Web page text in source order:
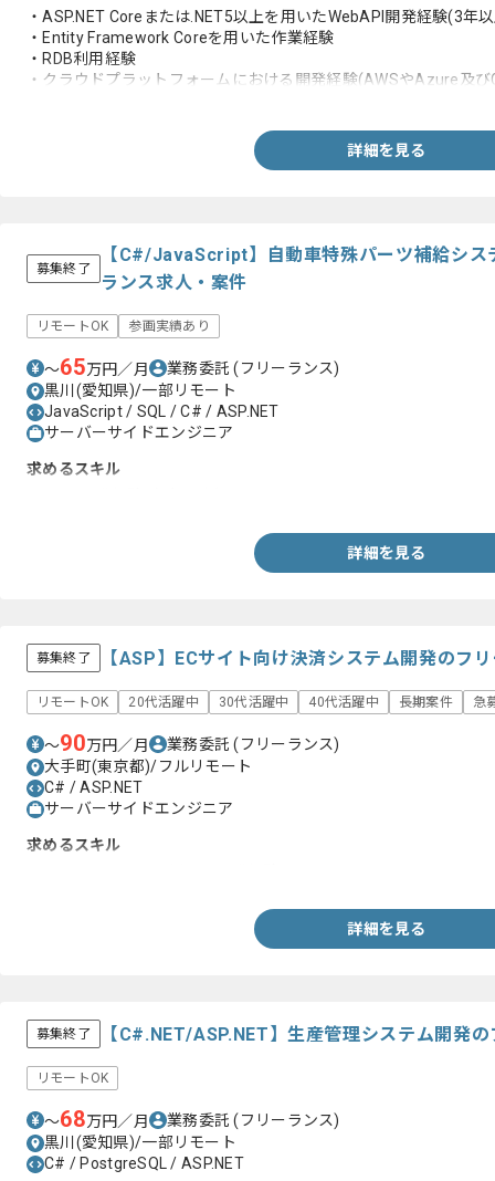
・ASP.NET Coreまたは.NET5以上を用いたWebAPI開発経験(3年
・Entity Framework Coreを用いた作業経験
・RDB利用経験
・クラウドプラットフォームにおける開発経験(AWSやAzure及び
詳細を見る
募集終了
【C#/JavaScript】自動車特殊パーツ補給シス
ランス求人・案件
リモートOK 参画実績あり
〜65万円／月 業務委託(フリーランス)
黒川(愛知県)/一部リモート
JavaScript / SQL / C# / ASP.NET
サーバーサイドエンジニア
求めるスキル
詳細を見る
募集終了 【ASP】ECサイト向け決済システム開発のフ
リモートOK 20代活躍中 30代活躍中 40代活躍中 長期案件 急
〜90万円／月 業務委託(フリーランス)
大手町(東京都)/フルリモート
C# / ASP.NET
サーバーサイドエンジニア
求めるスキル
詳細を見る
募集終了 【C#.NET/ASP.NET】生産管理システム開発
リモートOK
〜68万円／月 業務委託(フリーランス)
黒川(愛知県)/一部リモート
C# / PostgreSQL / ASP.NET